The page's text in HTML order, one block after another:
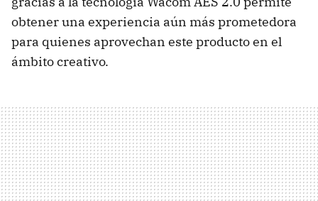
obtener una experiencia aún más prometedora
para quienes aprovechan este producto en el
ámbito creativo.